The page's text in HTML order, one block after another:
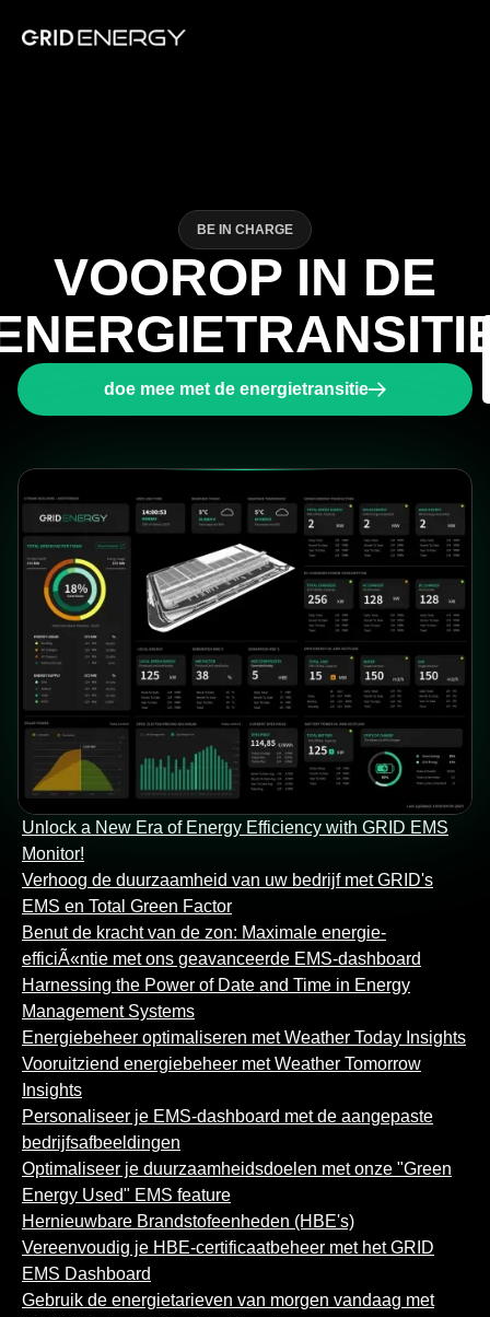
BE IN CHARGE
VOOROP IN DE
doe mee met de energietransitie
Unlock a New Era of Energy Efficiency with GRID EMS
Monitor!
Verhoog de duurzaamheid van uw bedrijf met GRID's
EMS en Total Green Factor
Benut de kracht van de zon: Maximale energie-
efficiÃ«ntie met ons geavanceerde EMS-dashboard
Harnessing the Power of Date and Time in Energy
Management Systems
Energiebeheer optimaliseren met Weather Today Insights
Vooruitziend energiebeheer met Weather Tomorrow
Insights
Personaliseer je EMS-dashboard met de aangepaste
bedrijfsafbeeldingen
Optimaliseer je duurzaamheidsdoelen met onze "Green
Energy Used" EMS feature
Hernieuwbare Brandstofeenheden (HBE's)
Vereenvoudig je HBE-certificaatbeheer met het GRID
EMS Dashboard
Gebruik de energietarieven van morgen vandaag met